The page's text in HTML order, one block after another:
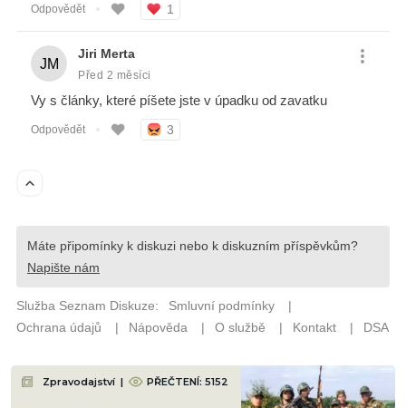
Zpravodajství | PŘEČTENÍ: 5152